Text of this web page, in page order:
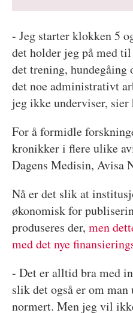
- Jeg starter klokken 5
det holder jeg på med
det trening, hundegåing
det noe administrativt
jeg ikke underviser, sier
For å formidle
kronikker i flere ulike
Dagens Medisin, Avisa
Nå er det slik at
økonomisk for
produseres der, men
med det nye
- Det er alltid bra med
slik det også er om
normert. Men jeg vil